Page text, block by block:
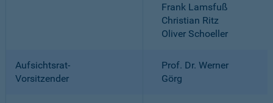
Frank Lamsfuß
Christian Ritz
Oliver Schoeller
Aufsichtsrat-
Vorsitzender
Prof. Dr. Werner
Görg